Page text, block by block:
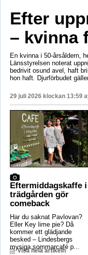
Efter
– kvinna
En kvinna i 50-årsåldern,
Länsstyrelsen noterat
bedrivit osund avel, haft
hon haft. Djurförbudet
29 juli 2026 klockan 13:59
Eftermiddagskaffe i
trädgården gör
comeback
Har du saknat Pavlovan?
Eller Key lime pie? Då
kommer ett glädjande
besked – Lindesbergs
mysiga sommarcafé p...
Visa hela artikeln